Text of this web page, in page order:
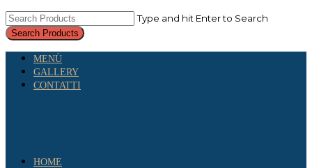
Type and hit Enter to Search
MENÙ
GALLERY
CONTATTI
HOME